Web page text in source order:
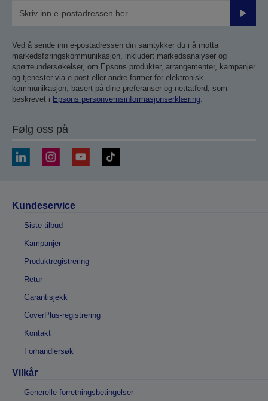
Send
Ved å sende inn e-postadressen din samtykker du i å motta
markedsføringskommunikasjon, inkludert markedsanalyser og
spørreundersøkelser, om Epsons produkter, arrangementer, kampanjer
og tjenester via e-post eller andre former for elektronisk
kommunikasjon, basert på dine preferanser og nettatferd, som
beskrevet i Epsons personvernsinformasjonserklæring.
Følg oss på
Kundeservice
Siste tilbud
Kampanjer
Produktregistrering
Retur
Garantisjekk
CoverPlus-registrering
Kontakt
Forhandlersøk
Vilkår
Generelle forretningsbetingelser